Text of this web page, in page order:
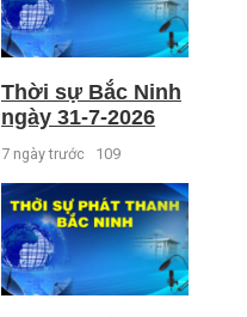
Thời sự Bắc Ninh
ngày 31-7-2026
7 ngày trước 109